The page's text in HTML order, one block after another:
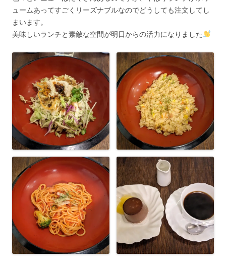
ュームあってすごくリーズナブルなのでどうしても注文してし
まいます。
美味しいランチと素敵な空間が明日からの活力になりました